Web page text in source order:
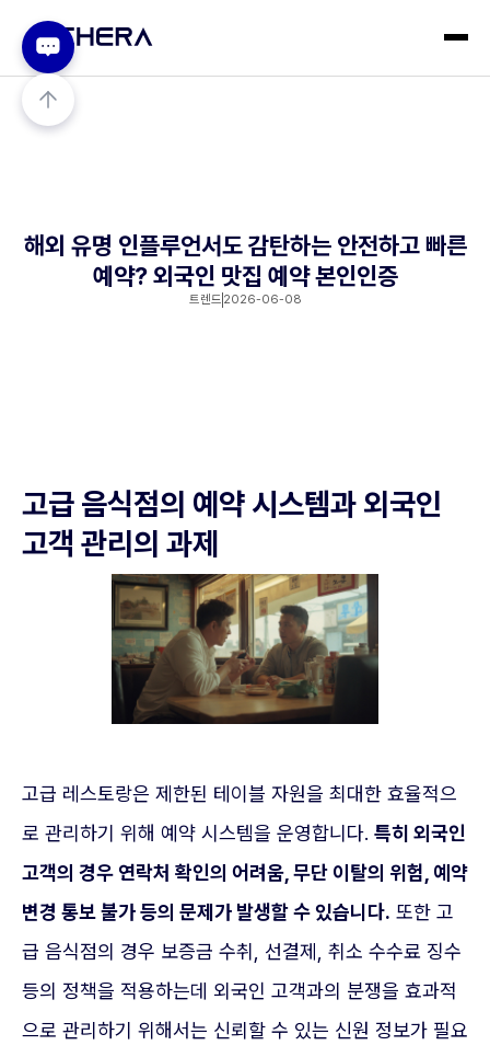
해외 유명 인플루언서도 감탄하는 안전하고 빠른
예약? 외국인 맛집 예약 본인인증
트렌드 2026-06-08
고급 음식점의 예약 시스템과 외국인
고객 관리의 과제
고급 레스토랑은 제한된 테이블 자원을 최대한 효율적으
로 관리하기 위해 예약 시스템을 운영합니다. 특히 외국인
고객의 경우 연락처 확인의 어려움, 무단 이탈의 위험, 예약
변경 통보 불가 등의 문제가 발생할 수 있습니다. 또한 고
급 음식점의 경우 보증금 수취, 선결제, 취소 수수료 징수
등의 정책을 적용하는데 외국인 고객과의 분쟁을 효과적
으로 관리하기 위해서는 신뢰할 수 있는 신원 정보가 필요